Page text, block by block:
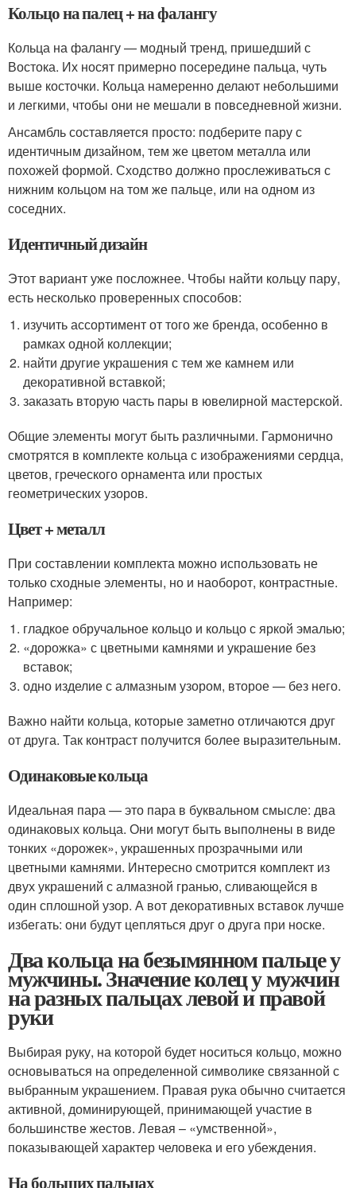
Кольцо на палец + на фалангу
Кольца на фалангу — модный тренд, пришедший с
Востока. Их носят примерно посередине пальца, чуть
выше косточки. Кольца намеренно делают небольшими
и легкими, чтобы они не мешали в повседневной жизни.
Ансамбль составляется просто: подберите пару с
идентичным дизайном, тем же цветом металла или
похожей формой. Сходство должно прослеживаться с
нижним кольцом на том же пальце, или на одном из
соседних.
Идентичный дизайн
Этот вариант уже посложнее. Чтобы найти кольцу пару,
есть несколько проверенных способов:
изучить ассортимент от того же бренда, особенно в
рамках одной коллекции;
найти другие украшения с тем же камнем или
декоративной вставкой;
заказать вторую часть пары в ювелирной мастерской.
Общие элементы могут быть различными. Гармонично
смотрятся в комплекте кольца с изображениями сердца,
цветов, греческого орнамента или простых
геометрических узоров.
Цвет + металл
При составлении комплекта можно использовать не
только сходные элементы, но и наоборот, контрастные.
Например:
гладкое обручальное кольцо и кольцо с яркой эмалью;
«дорожка» с цветными камнями и украшение без
вставок;
одно изделие с алмазным узором, второе — без него.
Важно найти кольца, которые заметно отличаются друг
от друга. Так контраст получится более выразительным.
Одинаковые кольца
Идеальная пара — это пара в буквальном смысле: два
одинаковых кольца. Они могут быть выполнены в виде
тонких «дорожек», украшенных прозрачными или
цветными камнями. Интересно смотрится комплект из
двух украшений с алмазной гранью, сливающейся в
один сплошной узор. А вот декоративных вставок лучше
избегать: они будут цепляться друг о друга при носке.
Два кольца на безымянном пальце у
мужчины. Значение колец у мужчин
на разных пальцах левой и правой
руки
Выбирая руку, на которой будет носиться кольцо, можно
основываться на определенной символике связанной с
выбранным украшением. Правая рука обычно считается
активной, доминирующей, принимающей участие в
большинстве жестов. Левая – «умственной»,
показывающей характер человека и его убеждения.
На больших пальцах